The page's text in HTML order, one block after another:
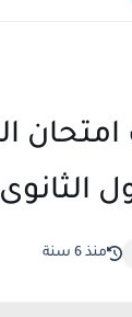
2020/2019
منذ 6 سنة